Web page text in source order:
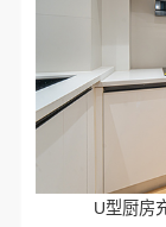
U型厨房